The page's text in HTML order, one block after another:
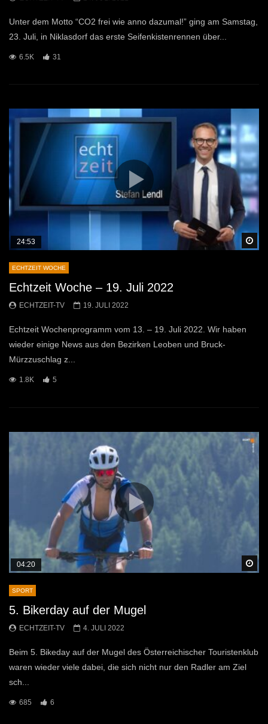
Unter dem Motto “CO2 frei wie anno dazumal!” ging am Samstag,
23. Juli, in Niklasdorf das erste Seifenkistenrennen über...
6.5K 31
24:53
ECHTZEIT WOCHE
Echtzeit Woche – 19. Juli 2022
ECHTZEIT-TV 19. JULI 2022
Echtzeit Wochenprogramm vom 13. – 19. Juli 2022. Wir haben
wieder einige News aus den Bezirken Leoben und Bruck-
Mürzzuschlag z...
1.8K 5
04:20
SPORT
5. Bikerday auf der Mugel
ECHTZEIT-TV 4. JULI 2022
Beim 5. Bikeday auf der Mugel des Österreichischer Touristenklub
waren wieder viele dabei, die sich nicht nur den Radler am Ziel
sch...
685 6